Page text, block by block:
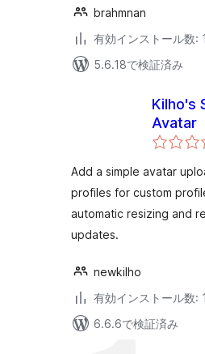
brahmnan
有効インストール数:
5.6.18で検証済み
Kilho's
Avatar
Add a simple avatar
profiles for custom
automatic resizing and
updates.
newkilho
有効インストール数:
6.6.6で検証済み